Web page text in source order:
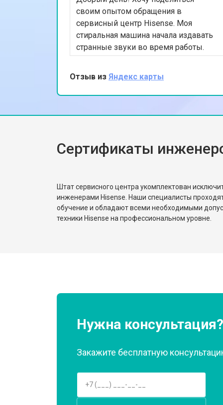
своим опытом обращения в
сервисный центр Hisense. Моя
стиральная машина начала издавать
странные звуки во время работы.
Обратилась в ваш сервис, и
специалисты быстро выявили
проблему с подшипниками. После их
замены машина стала работать тихо и
качеством обслуживания и
Спасибо за вашу помощь!
Отзыв из Яндекс карты
Сертификаты
Штат сервисного центра укомплектован
инженерами Hisense. Наши специалисты
обучение и обладают всеми необходимыми
техники Hisense на профессиональном уровне.
Нужна консультация?
Закажите бесплатную